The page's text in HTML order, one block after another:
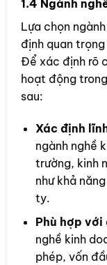
1.4 Ngành
Lựa chọn
định quan
Để xác định rõ
hoạt động
sau:
Xác định
ngành nghề
trường, kinh
như khả
ty.
Phù hợp
nghề kinh
phép, vốn